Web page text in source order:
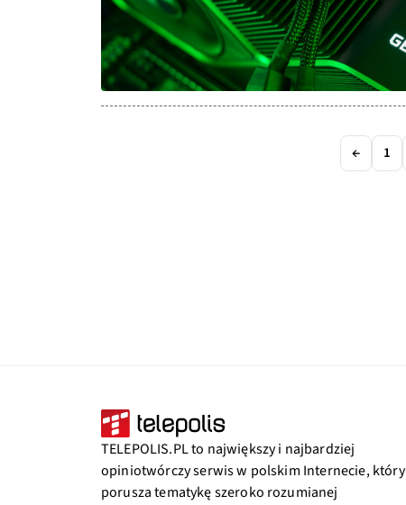
← 1
TELEPOLIS.PL to największy i najbardziej
opiniotwórczy serwis w polskim Internecie, który
porusza tematykę szeroko rozumianej